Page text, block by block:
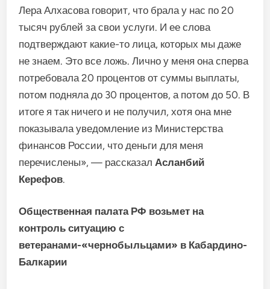
Лера Алхасова говорит, что брала у нас по 20
тысяч рублей за свои услуги. И ее слова
подтверждают какие-то лица, которых мы даже
не знаем. Это все ложь. Лично у меня она сперва
потребовала 20 процентов от суммы выплаты,
потом подняла до 30 процентов, а потом до 50. В
итоге я так ничего и не получил, хотя она мне
показывала уведомление из Министерства
финансов России, что деньги для меня
перечислены», — рассказал Асланбий
Керефов.
Общественная палата РФ возьмет на
контроль ситуацию с
ветеранами-«чернобыльцами» в Кабардино-
Балкарии